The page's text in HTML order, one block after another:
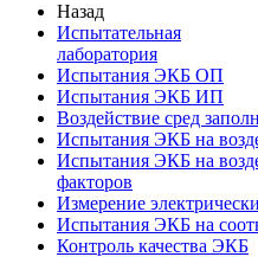
Назад
Испытательная
лаборатория
Испытания ЭКБ ОП
Испытания ЭКБ ИП
Воздействие сред
Испытания ЭКБ на
Испытания ЭКБ на
факторов
Измерение
Испытания ЭКБ на
Контроль качества ЭКБ